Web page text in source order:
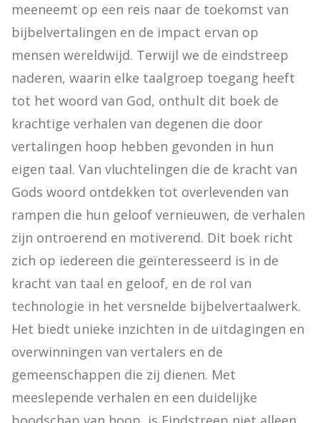
meeneemt op een reis naar de toekomst van
bijbelvertalingen en de impact ervan op
mensen wereldwijd. Terwijl we de eindstreep
naderen, waarin elke taalgroep toegang heeft
tot het woord van God, onthult dit boek de
krachtige verhalen van degenen die door
vertalingen hoop hebben gevonden in hun
eigen taal. Van vluchtelingen die de kracht van
Gods woord ontdekken tot overlevenden van
rampen die hun geloof vernieuwen, de verhalen
zijn ontroerend en motiverend. Dit boek richt
zich op iedereen die geïnteresseerd is in de
kracht van taal en geloof, en de rol van
technologie in het versnelde bijbelvertaalwerk.
Het biedt unieke inzichten in de uitdagingen en
overwinningen van vertalers en de
gemeenschappen die zij dienen. Met
meeslepende verhalen en een duidelijke